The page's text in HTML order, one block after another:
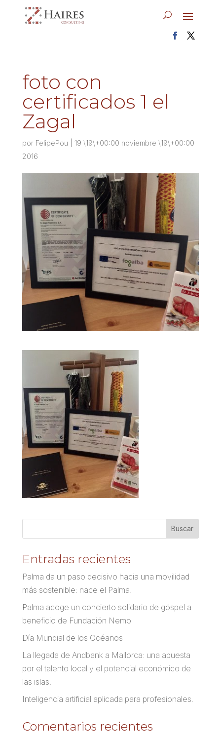
foto con
certificados 1 el
Zagal
por FelipePou
19 \19\+00:00 noviembre \19\+00:00
2016
Entradas recientes
Palma da un paso decisivo hacia una movilidad
más sostenible: nace el Palma.
Palma acoge un concierto solidario de góspel a
beneficio de Fundación Nemo
Día Mundial de los Océanos
La llegada de Andbank a Mallorca: una apuesta
por el talento local y el potencial económico de
las islas.
Inteligencia artificial aplicada para profesionales.
Comentarios recientes